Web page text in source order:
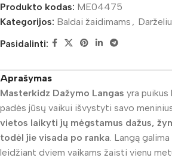
Produkto kodas: ME04475
Kategorijos: Baldai žaidimams ,
Pasidalinti:
Aprašymas
Masterkidz Dažymo Langas yra puikus
padės jūsų vaikui išvystyti savo
vietos laikyti jų mėgstamus dažus,
todėl jie visada po ranka. Langą
leidžiant dviem vaikams žaisti vienu